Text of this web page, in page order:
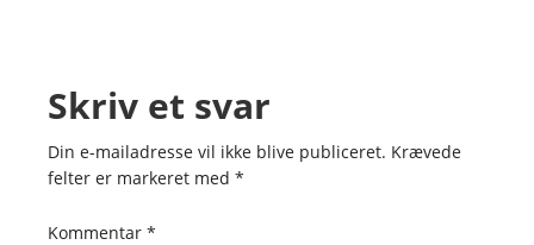
Skriv et svar
Din e-mailadresse vil ikke blive publiceret. Krævede
felter er markeret med *
Kommentar *